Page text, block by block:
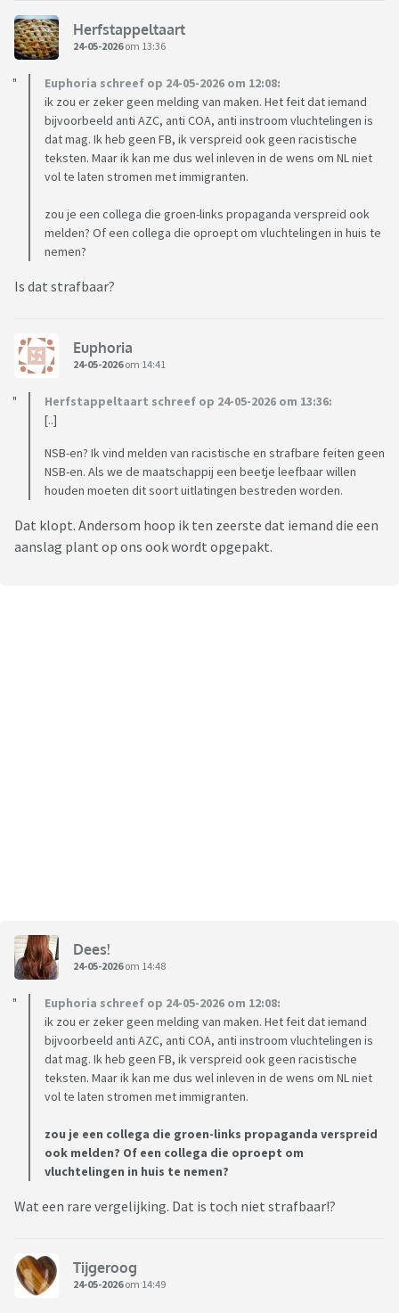
Herfstappeltaart
24-05-2026om 13:36
Euphoria schreef op 24-05-2026 om 12:08:
ik zou er zeker geen melding van maken. Het feit dat iemand
bijvoorbeeld anti AZC, anti COA, anti instroom vluchtelingen is
dat mag. Ik heb geen FB, ik verspreid ook geen racistische
teksten. Maar ik kan me dus wel inleven in de wens om NL niet
vol te laten stromen met immigranten.
zou je een collega die groen-links propaganda verspreid ook
melden? Of een collega die oproept om vluchtelingen in huis te
nemen?
Is dat strafbaar?
Euphoria
24-05-2026om 14:41
Herfstappeltaart schreef op 24-05-2026 om 13:36:
[..]
NSB-en? Ik vind melden van racistische en strafbare feiten geen
NSB-en. Als we de maatschappij een beetje leefbaar willen
houden moeten dit soort uitlatingen bestreden worden.
Dat klopt. Andersom hoop ik ten zeerste dat iemand die een
aanslag plant op ons ook wordt opgepakt.
Dees!
24-05-2026om 14:48
Euphoria schreef op 24-05-2026 om 12:08:
ik zou er zeker geen melding van maken. Het feit dat iemand
bijvoorbeeld anti AZC, anti COA, anti instroom vluchtelingen is
dat mag. Ik heb geen FB, ik verspreid ook geen racistische
teksten. Maar ik kan me dus wel inleven in de wens om NL niet
vol te laten stromen met immigranten.
zou je een collega die groen-links propaganda verspreid
ook melden? Of een collega die oproept om
vluchtelingen in huis te nemen?
Wat een rare vergelijking. Dat is toch niet strafbaar!?
Tijgeroog
24-05-2026om 14:49